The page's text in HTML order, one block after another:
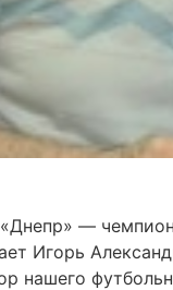
«Днепр» —
Игорь
нашего